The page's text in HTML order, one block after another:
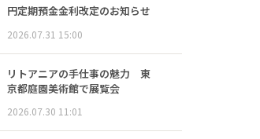
円定期預金金利改定のお知らせ
2026.07.31 15:00
リトアニアの手仕事の魅力 東
京都庭園美術館で展覧会
2026.07.30 11:01